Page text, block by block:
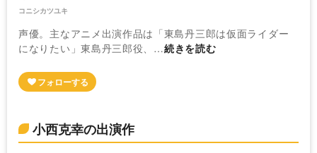
コニシカツユキ
声優。主なアニメ出演作品は「東島丹三郎は仮面ライダー
になりたい」東島丹三郎役、…続きを読む
小西克幸の出演作